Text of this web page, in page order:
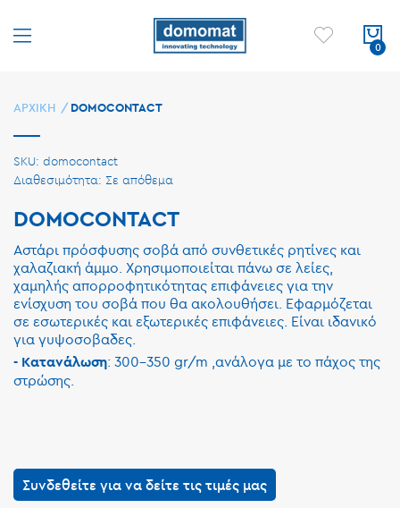
ΑΡΧΙΚΉ DOMOCONTACT
SKU domocontact
Σε απόθεμα
DOMOCONTACT
Αστάρι πρόσφυσης σοβά από συνθετικές ρητίνες και
χαλαζιακή άμμο. Χρησιμοποιείται πάνω σε λείες,
χαμηλής απορροφητικότητας επιφάνειες για την
ενίσχυση του σοβά που θα ακολουθήσει. Εφαρμόζεται
σε εσωτερικές και εξωτερικές επιφάνειες. Είναι ιδανικό
για γυψοσοβαδες.
- Κατανάλωση: 300-350 gr/m ,ανάλογα με το πάχος της
στρώσης.
Συνδεθείτε για να δείτε τις τιμές μας